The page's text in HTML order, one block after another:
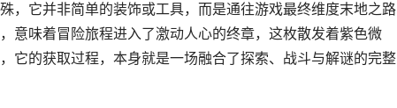
，它并非简单的装饰或工具，而是通往游戏最终维度末地之路
意味着冒险旅程进入了激动人心的终章，这枚散发着紫色微
它的获取过程，本身就是一场融合了探索、战斗与解谜的完整